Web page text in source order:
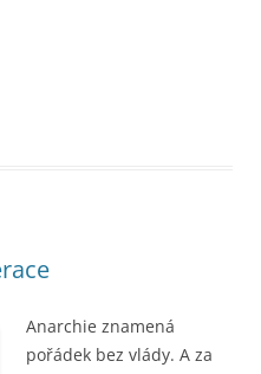
Anarchie znamená
pořádek bez vlády. A za